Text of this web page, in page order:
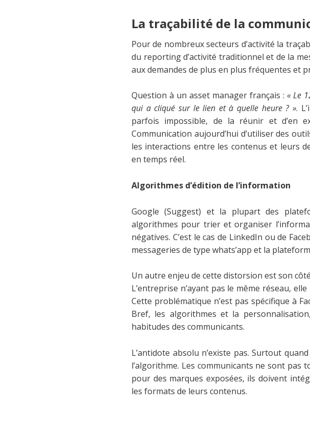
La traçabilité de la
Pour de nombreux secteurs d’activité la
du reporting d’activité traditionnel et de la
aux demandes de plus en plus fréquentes et
Question à un asset manager français :« Le
qui a cliqué sur le lien et à quelle heure ? ».
parfois impossible, de la réunir et d’en
Communication aujourd’hui d’utiliser des
les interactions entre les contenus et leurs
en temps réel.
Algorithmes d’édition de l’information
Google (Suggest) et la plupart des
algorithmes pour trier et organiser
négatives. C’est le cas de LinkedIn ou de
messageries de type whats’app et la
Un autre enjeu de cette distorsion est son
L’entreprise n’ayant pas le même réseau,
Cette problématique n’est pas spécifique à
Bref, les algorithmes et la
habitudes des communicants.
L’antidote absolu n’existe pas. Surtout
l’algorithme. Les communicants ne sont
pour des marques exposées, ils doivent
les formats de leurs contenus.